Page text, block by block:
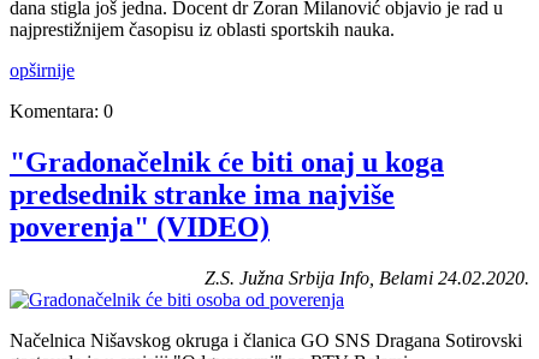
dana stigla još jedna. Docent dr Zoran Milanović objavio je rad u
najprestižnijem časopisu iz oblasti sportskih nauka.
opširnije
Komentara: 0
"Gradonačelnik će biti onaj u koga
predsednik stranke ima najviše
poverenja" (VIDEO)
Z.S. Južna Srbija Info, Belami 24.02.2020.
Načelnica Nišavskog okruga i članica GO SNS Dragana Sotirovski